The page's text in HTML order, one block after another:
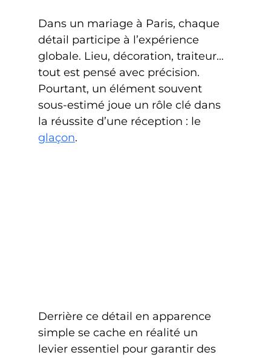
Dans un mariage à Paris, chaque
détail participe à l’expérience
globale. Lieu, décoration, traiteur…
tout est pensé avec précision.
Pourtant, un élément souvent
sous-estimé joue un rôle clé dans
la réussite d’une réception : le
glaçon.
Derrière ce détail en apparence
simple se cache en réalité un
levier essentiel pour garantir des